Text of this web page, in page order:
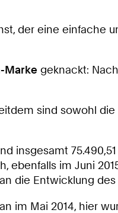
der eine einfache
Marke geknackt:
sind sowohl
insgesamt
ebenfalls im Juni
die Entwicklung
im Mai 2014, hier